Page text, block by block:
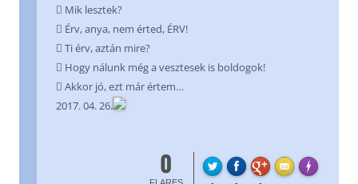
 Mik lesztek?
 Érv, anya, nem érted, ÉRV!
 Ti érv, aztán mire?
 Hogy nálunk még a vesztesek is boldogok!
 Akkor jó, ezt már értem…
2017. 04. 26.
0 Made with